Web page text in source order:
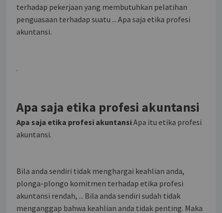
terhadap pekerjaan yang membutuhkan pelatihan
penguasaan terhadap suatu ... Apa saja etika profesi
akuntansi.
.
Apa saja etika profesi akuntansi
Apa saja etika profesi akuntansiApa itu etika profesi
akuntansi.
Bila anda sendiri tidak menghargai keahlian anda,
plonga-plongo komitmen terhadap etika profesi
akuntansi rendah, ... Bila anda sendiri sudah tidak
menganggap bahwa keahlian anda tidak penting. Maka